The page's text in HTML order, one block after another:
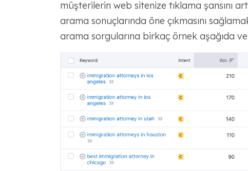
müşterilerin web sitenize tıklama şansını
arama sonuçlarında öne çıkmasını
arama sorgularına birkaç örnek aşağıda